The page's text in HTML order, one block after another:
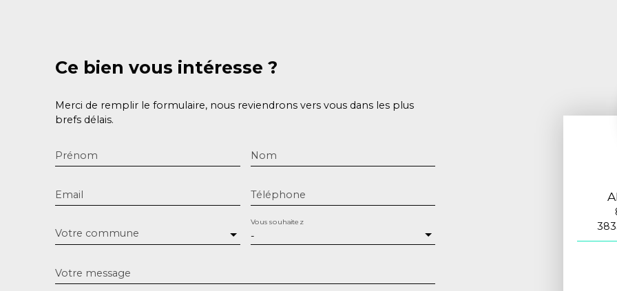
Ce bien vous intéresse ?
Merci de remplir le formulaire, nous reviendrons vers vous dans les plus
brefs délais.
Prénom Nom
Email Téléphone
Votre commune -
Vous souhaitez
Votre message